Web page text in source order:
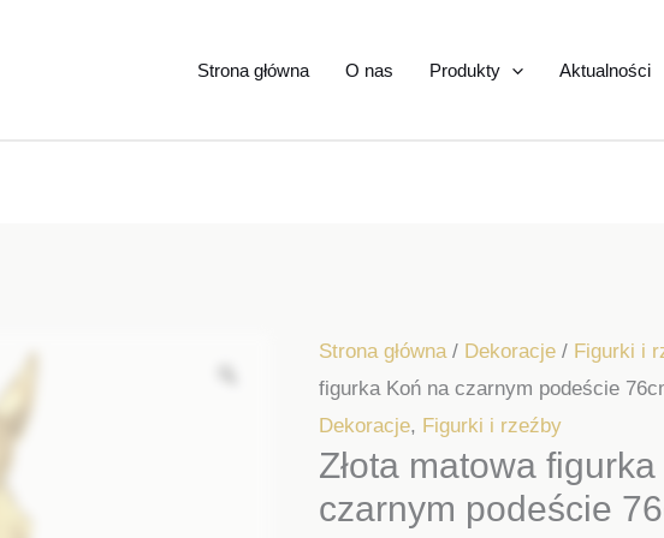
Strona główna O nas Produkty Aktualności
Strona główna/ Dekoracje/ Figurki i
figurka Koń na czarnym podeście
Dekoracje, Figurki i rzeźby
Złota matowa
czarnym podeście